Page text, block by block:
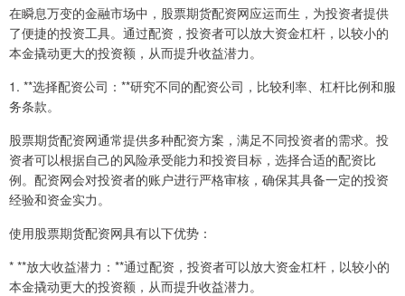
在瞬息万变的金融市场中，股票期货配资网应运而生，为投资者提供
了便捷的投资工具。通过配资，投资者可以放大资金杠杆，以较小的
本金撬动更大的投资额，从而提升收益潜力。
1. **选择配资公司：**研究不同的配资公司，比较利率、杠杆比例和服
务条款。
股票期货配资网通常提供多种配资方案，满足不同投资者的需求。投
资者可以根据自己的风险承受能力和投资目标，选择合适的配资比
例。配资网会对投资者的账户进行严格审核，确保其具备一定的投资
经验和资金实力。
使用股票期货配资网具有以下优势：
* **放大收益潜力：**通过配资，投资者可以放大资金杠杆，以较小的
本金撬动更大的投资额，从而提升收益潜力。